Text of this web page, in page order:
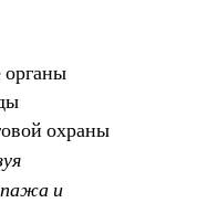
охраны
и